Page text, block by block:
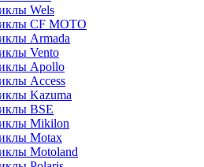
Wels
CF MOTO
Armada
Vento
Apollo
Access
Kazuma
BSE
Mikilon
Motax
Motoland